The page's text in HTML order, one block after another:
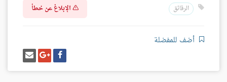
الرقائق الإبلاغ عن خطأ
أضف للمفضلة
شارك
على
فيسبوك
شارك
على
غوغل
بلس
إرسل
إيميل